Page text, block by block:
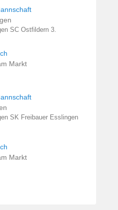
SC Ostfildern 3.
Markt
SK Freibauer Esslingen
Markt